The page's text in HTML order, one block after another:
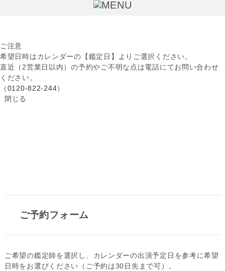
ご注意
希望日時はカレンダーの【鑑定日】よりご選択ください。
直近（2営業日以内）の予約やご不明な点は電話にてお問い合わせ
ください。
（0120-822-244）
閉じる
ご予約フォーム
ご希望の鑑定師を選択し、カレンダーの出演予定日を参考に希望
日時をお選びください（ご予約は30日先まで可）。